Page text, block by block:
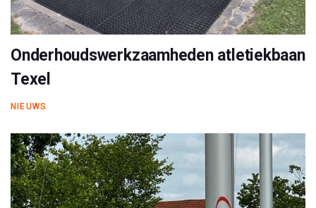
Onderhoudswerkzaamheden atletiekbaan
Texel
NIEUWS